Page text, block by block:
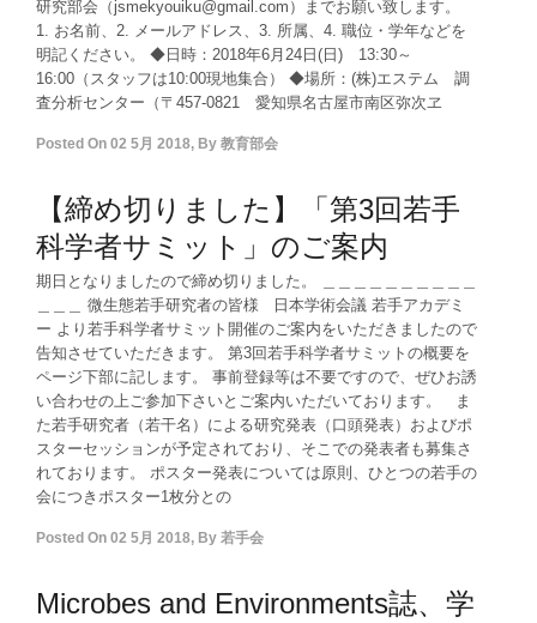
研究部会（jsmekyouiku@gmail.com）までお願い致します。
1. お名前、2. メールアドレス、3. 所属、4. 職位・学年などを
明記ください。 ◆日時：2018年6月24日(日) 13:30～
16:00（スタッフは10:00現地集合） ◆場所：(株)エステム 調
査分析センター（〒457-0821 愛知県名古屋市南区弥次ヱ
Posted On 02 5月 2018, By 教育部会
【締め切りました】「第3回若手
科学者サミット」のご案内
期日となりましたので締め切りました。 ＿＿＿＿＿＿＿＿＿＿
＿＿＿ 微生態若手研究者の皆様 日本学術会議 若手アカデミ
ー より若手科学者サミット開催のご案内をいただきましたので
告知させていただきます。 第3回若手科学者サミットの概要を
ページ下部に記します。 事前登録等は不要ですので、ぜひお誘
い合わせの上ご参加下さいとご案内いただいております。 ま
た若手研究者（若干名）による研究発表（口頭発表）およびポ
スターセッションが予定されており、そこでの発表者も募集さ
れております。 ポスター発表については原則、ひとつの若手の
会につきポスター1枚分との
Posted On 02 5月 2018, By 若手会
Microbes and Environments誌、学